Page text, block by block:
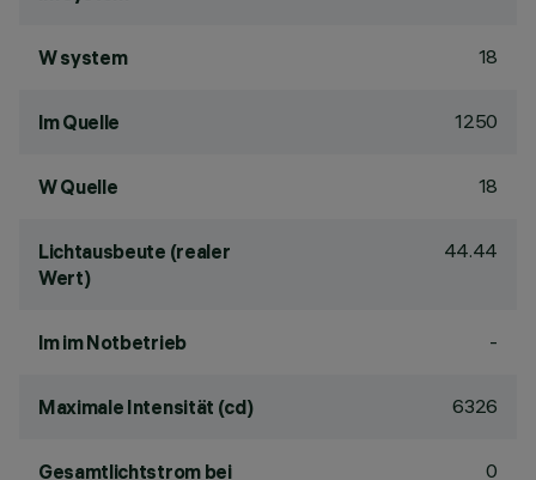
W system 18
lm Quelle 1250
W Quelle 18
Lichtausbeute (realer
Wert)
44.44
lm im Notbetrieb -
Maximale Intensität (cd) 6326
Gesamtlichtstrom bei 0